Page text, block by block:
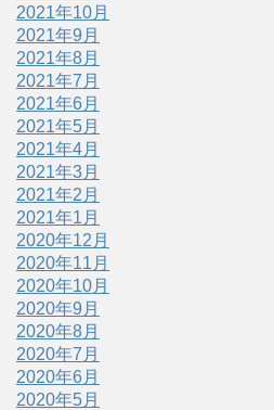
2021年10月
2021年9月
2021年8月
2021年7月
2021年6月
2021年5月
2021年4月
2021年3月
2021年2月
2021年1月
2020年12月
2020年11月
2020年10月
2020年9月
2020年8月
2020年7月
2020年6月
2020年5月